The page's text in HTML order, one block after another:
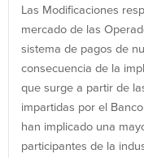
Las Modificaciones
mercado de las
sistema de pagos de
consecuencia de la
que surge a partir de
impartidas por el
han implicado una
participantes de la